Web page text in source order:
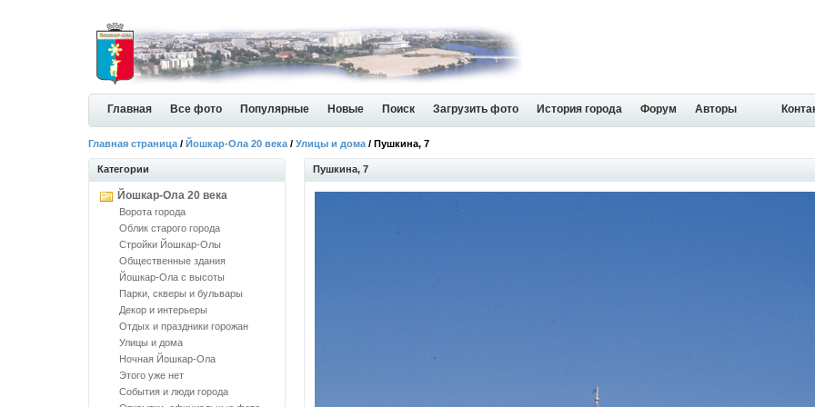
Главная Все фото Популярные Новые Поиск Загрузить фото История города Форум Авторы
Главная страница / Йошкар-Ола 20 века / Улицы и дома / Пушкина, 7
Категории
Йошкар-Ола 20 века
Ворота города
Облик старого города
Стройки Йошкар-Олы
Общественные здания
Йошкар-Ола с высоты
Парки, скверы и бульвары
Декор и интерьеры
Отдых и праздники горожан
Улицы и дома
Ночная Йошкар-Ола
Этого уже нет
События и люди города
Пушкина, 7